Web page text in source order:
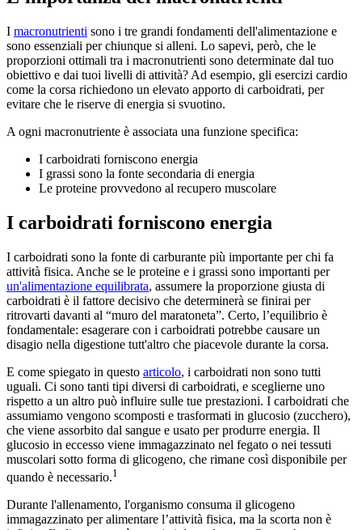
I macronutrienti sono i tre grandi fondamenti dell'alimentazione e
sono essenziali per chiunque si alleni. Lo sapevi, però, che le
proporzioni ottimali tra i macronutrienti sono determinate dal tuo
obiettivo e dai tuoi livelli di attività? Ad esempio, gli esercizi cardio
come la corsa richiedono un elevato apporto di carboidrati, per
evitare che le riserve di energia si svuotino.
A ogni macronutriente è associata una funzione specifica:
I carboidrati forniscono energia
I grassi sono la fonte secondaria di energia
Le proteine provvedono al recupero muscolare
I carboidrati forniscono energia
I carboidrati sono la fonte di carburante più importante per chi fa
attività fisica. Anche se le proteine e i grassi sono importanti per
un'alimentazione equilibrata, assumere la proporzione giusta di
carboidrati è il fattore decisivo che determinerà se finirai per
ritrovarti davanti al “muro del maratoneta”. Certo, l’equilibrio è
fondamentale: esagerare con i carboidrati potrebbe causare un
disagio nella digestione tutt'altro che piacevole durante la corsa.
E come spiegato in questo articolo, i carboidrati non sono tutti
uguali. Ci sono tanti tipi diversi di carboidrati, e sceglierne uno
rispetto a un altro può influire sulle tue prestazioni. I carboidrati che
assumiamo vengono scomposti e trasformati in glucosio (zucchero),
che viene assorbito dal sangue e usato per produrre energia. Il
glucosio in eccesso viene immagazzinato nel fegato o nei tessuti
muscolari sotto forma di glicogeno, che rimane così disponibile per
quando è necessario.1
Durante l'allenamento, l'organismo consuma il glicogeno
immagazzinato per alimentare l’attività fisica, ma la scorta non è